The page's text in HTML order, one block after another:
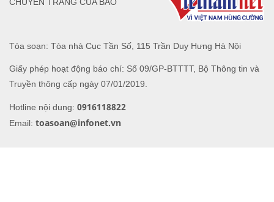
Tòa soạn: Tòa nhà Cục Tần Số, 115 Trần Duy Hưng Hà Nội
Giấy phép hoạt động báo chí: Số 09/GP-BTTTT, Bộ Thông tin và
Truyền thông cấp ngày 07/01/2019.
Hotline nội dung: 0916118822
Email: toasoan@infonet.vn
CHUYÊN TRANG CỦA BÁO